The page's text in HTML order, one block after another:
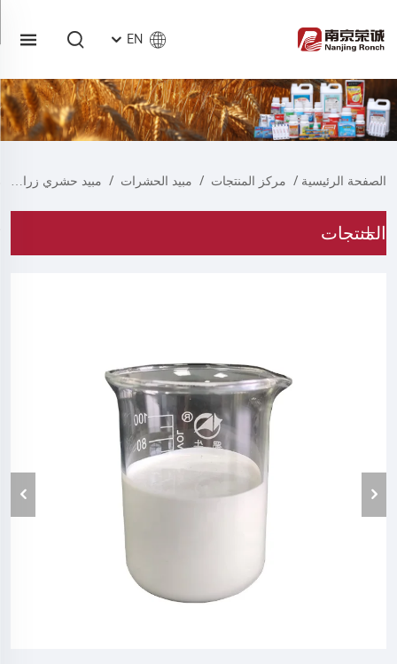
EN
الصفحة الرئيسية / مركز المنتجات / مبيد الحشرات / مبيد حشري زراعي
المنتجات